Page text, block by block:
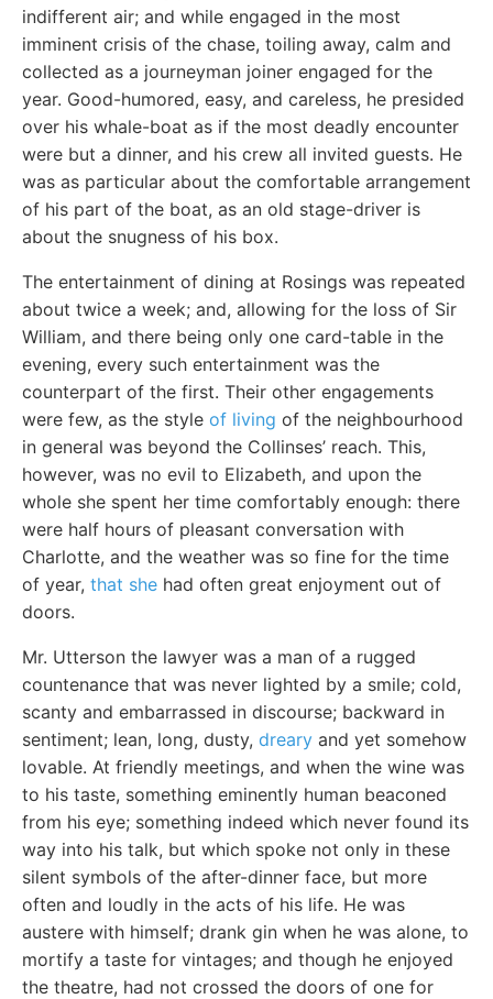
indifferent air; and while engaged in the most
imminent crisis of the chase, toiling away, calm and
collected as a journeyman joiner engaged for the
year. Good-humored, easy, and careless, he presided
over his whale-boat as if the most deadly encounter
were but a dinner, and his crew all invited guests. He
was as particular about the comfortable arrangement
of his part of the boat, as an old stage-driver is
about the snugness of his box.
The entertainment of dining at Rosings was repeated
about twice a week; and, allowing for the loss of Sir
William, and there being only one card-table in the
evening, every such entertainment was the
counterpart of the first. Their other engagements
were few, as the style of living of the neighbourhood
in general was beyond the Collinses’ reach. This,
however, was no evil to Elizabeth, and upon the
whole she spent her time comfortably enough: there
were half hours of pleasant conversation with
Charlotte, and the weather was so fine for the time
of year, that she had often great enjoyment out of
doors.
Mr. Utterson the lawyer was a man of a rugged
countenance that was never lighted by a smile; cold,
scanty and embarrassed in discourse; backward in
sentiment; lean, long, dusty, dreary and yet somehow
lovable. At friendly meetings, and when the wine was
to his taste, something eminently human beaconed
from his eye; something indeed which never found its
way into his talk, but which spoke not only in these
silent symbols of the after-dinner face, but more
often and loudly in the acts of his life. He was
austere with himself; drank gin when he was alone, to
mortify a taste for vintages; and though he enjoyed
the theatre, had not crossed the doors of one for